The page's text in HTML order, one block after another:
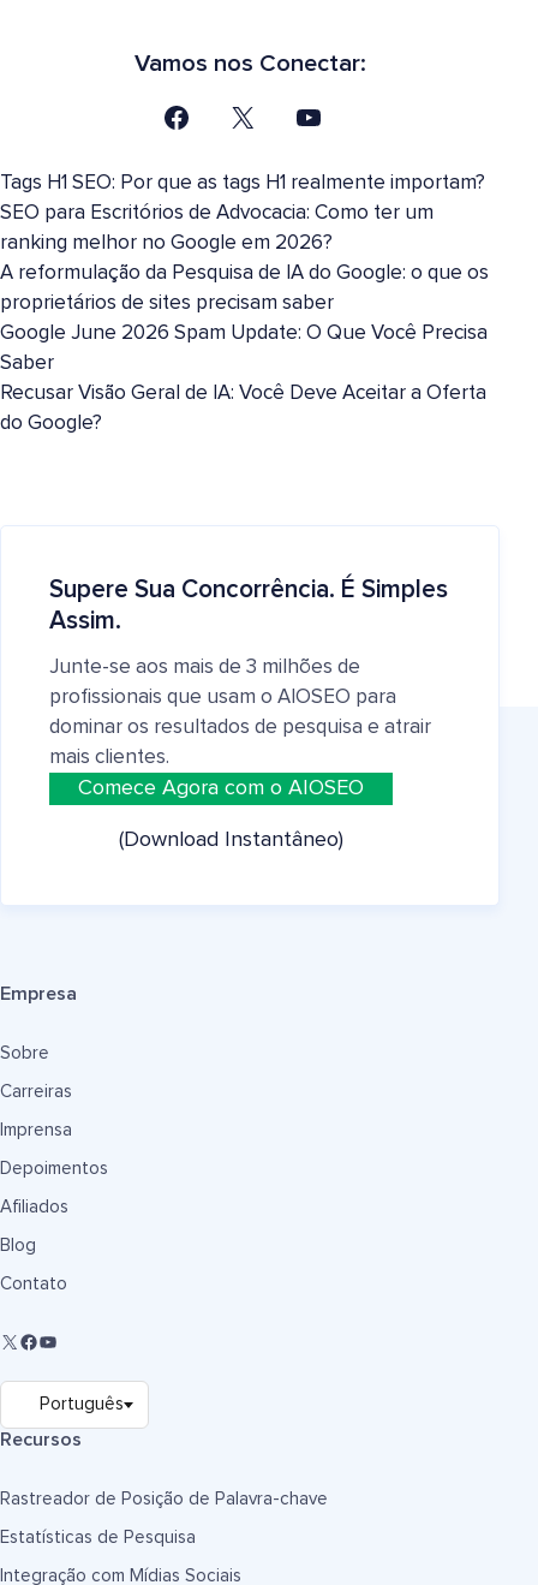
Vamos nos Conectar:
Tags H1 SEO: Por que as tags H1 realmente importam?
SEO para Escritórios de Advocacia: Como ter um
ranking melhor no Google em 2026?
A reformulação da Pesquisa de IA do Google: o que os
proprietários de sites precisam saber
Google June 2026 Spam Update: O Que Você Precisa
Saber
Recusar Visão Geral de IA: Você Deve Aceitar a Oferta
do Google?
Supere Sua Concorrência. É Simples
Assim.
Junte-se aos mais de 3 milhões de
profissionais que usam o AIOSEO para
dominar os resultados de pesquisa e atrair
mais clientes.
Comece Agora com o AIOSEO
(Download Instantâneo)
Empresa
Sobre
Carreiras
Imprensa
Depoimentos
Afiliados
Blog
Contato
Recursos
Rastreador de Posição de Palavra-chave
Estatísticas de Pesquisa
Integração com Mídias Sociais